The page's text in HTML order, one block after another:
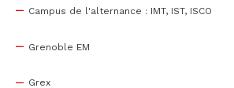
Campus de l'alternance : IMT, IST, ISCO
Grenoble EM
Grex